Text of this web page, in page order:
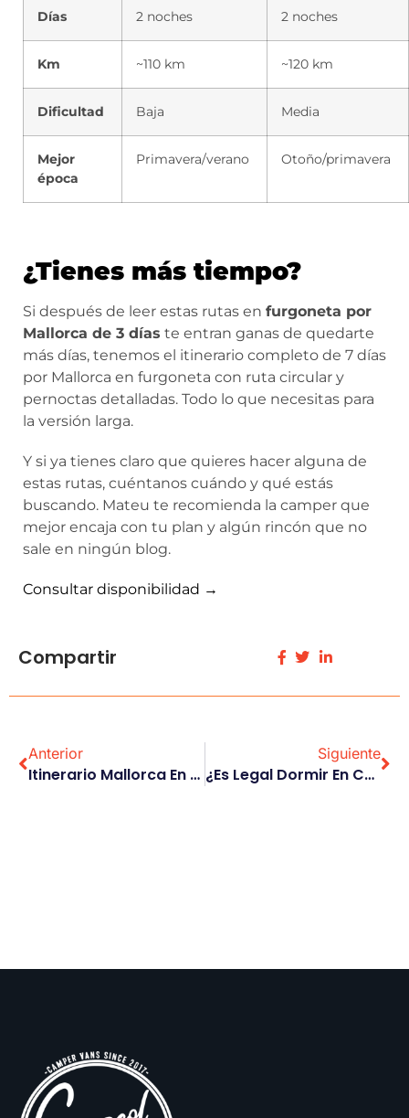
Días 2 noches 2 noches
Km ~110 km ~120 km
Dificultad Baja Media
Mejor
época
Primavera/verano Otoño/primavera
¿Tienes más tiempo?
Si después de leer estas rutas en furgoneta por
Mallorca de 3 días te entran ganas de quedarte
más días, tenemos el itinerario completo de 7 días
por Mallorca en furgoneta con ruta circular y
pernoctas detalladas. Todo lo que necesitas para
la versión larga.
Y si ya tienes claro que quieres hacer alguna de
estas rutas, cuéntanos cuándo y qué estás
buscando. Mateu te recomienda la camper que
mejor encaja con tu plan y algún rincón que no
sale en ningún blog.
Consultar disponibilidad →
Compartir
Anterior
Itinerario Mallorca En Furgoneta 7 Días: La Ruta Circular Definitiva
Siguiente
¿Es Legal Dormir En Camper En Mallorca?